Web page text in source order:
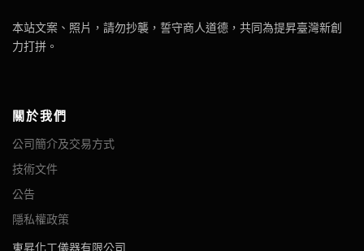
本站文案、照片，請勿抄襲，誓守商人道德，共同為提昇臺灣新創
力打拼。
關於我們
公司簡介及交易方式
技術文件
公告
隱私權政策
東昇化工儀器有限公司